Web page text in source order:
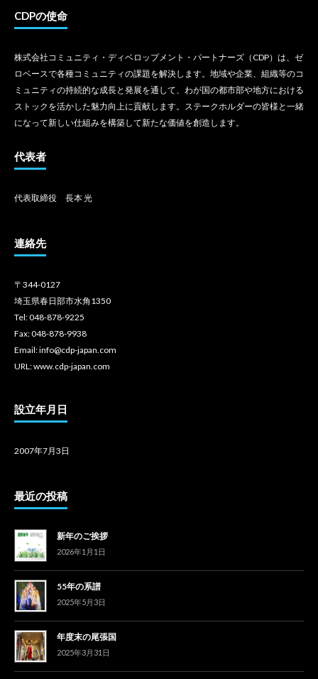
CDPの使命
株式会社コミュニティ・ディベロップメント・パートナーズ（CDP）は、ゼ
ロベースで各種コミュニティの課題を解決します。地域や企業、組織等のコ
ミュニティの持続的な成長と発展を通して、わが国の都市部や地方における
ストックを活かした魅力向上に貢献します。ステークホルダーの皆様と一緒
になって新しい仕組みを構築して新たな価値を創造します。
代表者
代表取締役 長本 光
連絡先
〒344-0127
埼玉県春日部市水角1350
Tel: 048-878-9225
Fax: 048-878-9938
Email: info@cdp-japan.com
URL: www.cdp-japan.com
設立年月日
2007年7月3日
最近の投稿
新年のご挨拶
2026年1月1日
55年の系譜
2025年5月3日
年度末の尾張国
2025年3月31日